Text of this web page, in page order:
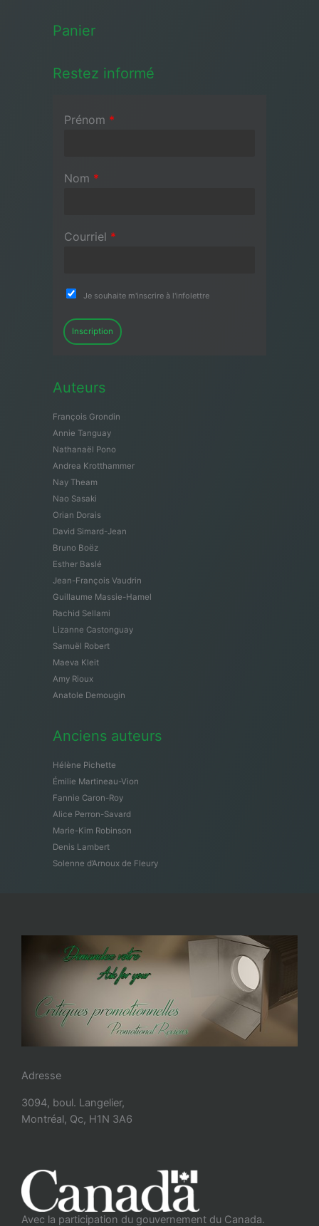
Panier
Restez informé
Prénom *
Nom *
Courriel *
Je souhaite m'inscrire à l'infolettre
Inscription
Auteurs
François Grondin
Annie Tanguay
Nathanaël Pono
Andrea Krotthammer
Nay Theam
Nao Sasaki
Orian Dorais
David Simard-Jean
Bruno Boëz
Esther Baslé
Jean-François Vaudrin
Guillaume Massie-Hamel
Rachid Sellami
Lizanne Castonguay
Samuël Robert
Maeva Kleit
Amy Rioux
Anatole Demougin
Anciens auteurs
Hélène Pichette
Émilie Martineau-Vion
Fannie Caron-Roy
Alice Perron-Savard
Marie-Kim Robinson
Denis Lambert
Solenne d’Arnoux de Fleury
Adresse
3094, boul. Langelier,
Montréal, Qc, H1N 3A6
Avec la participation du gouvernement du Canada.